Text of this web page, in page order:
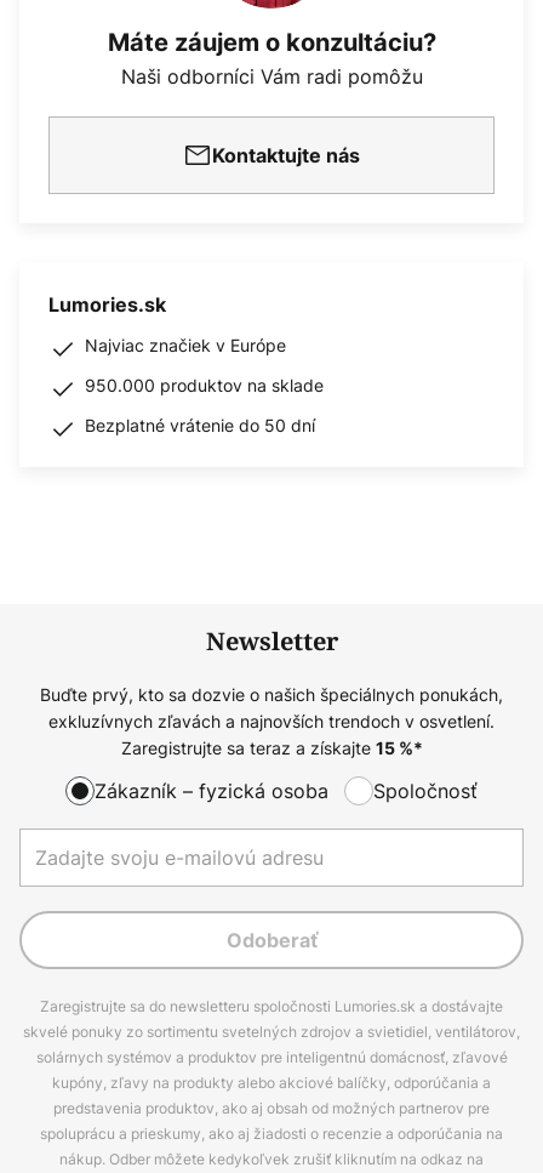
Máte záujem o konzultáciu?
Naši odborníci Vám radi pomôžu
Kontaktujte nás
Lumories.sk
Najviac značiek v Európe
950.000 produktov na sklade
Bezplatné vrátenie do 50 dní
Newsletter
Buďte prvý, kto sa dozvie o našich špeciálnych ponukách,
exkluzívnych zľavách a najnovších trendoch v osvetlení.
Zaregistrujte sa teraz a získajte 15%*
Zákazník – fyzická osoba Spoločnosť
Odoberať
Zaregistrujte sa do newsletteru spoločnosti Lumories.sk a dostávajte
skvelé ponuky zo sortimentu svetelných zdrojov a svietidiel, ventilátorov,
solárnych systémov a produktov pre inteligentnú domácnosť, zľavové
kupóny, zľavy na produkty alebo akciové balíčky, odporúčania a
predstavenia produktov, ako aj obsah od možných partnerov pre
spoluprácu a prieskumy, ako aj žiadosti o recenzie a odporúčania na
nákup. Odber môžete kedykoľvek zrušiť kliknutím na odkaz na